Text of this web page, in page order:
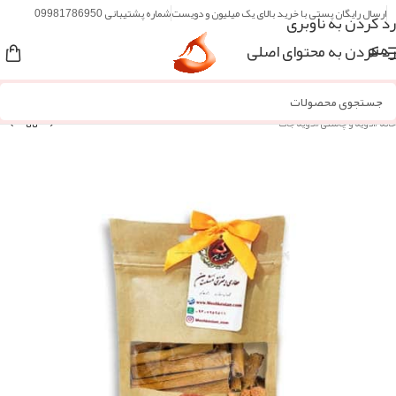
رد کردن به ناوبری
رد کردن به محتوای اصلی
ارسال رایگان پستی با خرید بالای یک میلیون و دویستشماره پشتیبانی 09981786950
منو
خانه/ادویه و چاشنی/ادویه جات